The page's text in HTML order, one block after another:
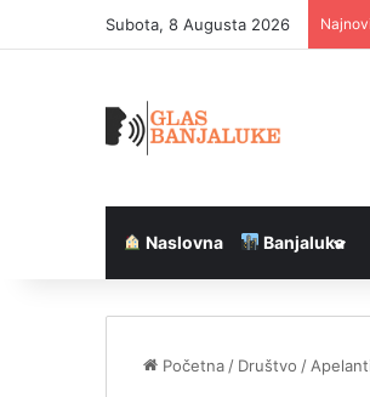
Subota, 8 Augusta 2026
Naslovna Banjaluka
Početna / Društvo /